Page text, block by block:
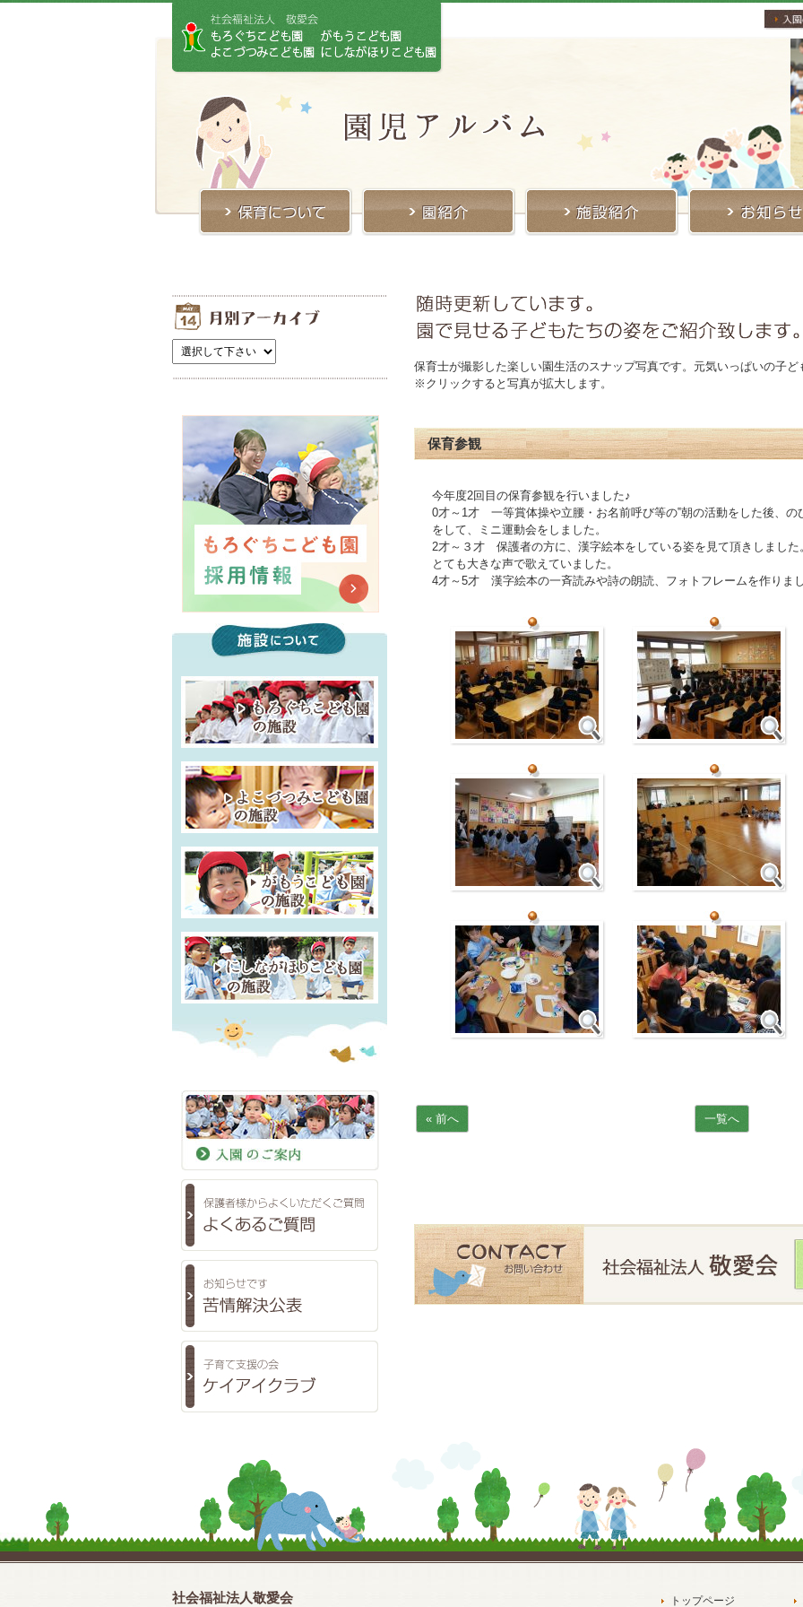
保育士が撮影した楽しい園生活のスナップ写真です。元気いっぱいの子
※クリックすると写真が拡大します。
保育参観
今年度2回目の保育参観を行いました♪
0才～1才 一等賞体操や立腰・お名前呼び等の‟朝の活動をした後
をして、ミニ運動会をしました。
2才～３才 保護者の方に、漢字絵本をしている姿を見て頂きしまし
とても大きな声で歌えていました。
4才～5才 漢字絵本の一斉読みや詩の朗読、フォトフレームを作りま
« 前へ 一覧へ
社会福祉法人敬愛会 トップページ